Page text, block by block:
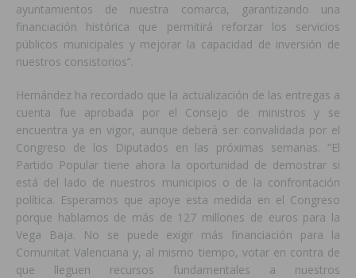
ayuntamientos de nuestra comarca, garantizando una
financiación histórica que permitirá reforzar los servicios
públicos municipales y mejorar la capacidad de inversión de
nuestros consistorios”.
Hernández ha recordado que la actualización de las entregas a
cuenta fue aprobada por el Consejo de ministros y se
encuentra ya en vigor, aunque deberá ser convalidada por el
Congreso de los Diputados en las próximas semanas. “El
Partido Popular tiene ahora la oportunidad de demostrar si
está del lado de nuestros municipios o de la confrontación
política. Esperamos que apoye esta medida en el Congreso
porque hablamos de más de 127 millones de euros para la
Vega Baja. No se puede exigir más financiación para la
Comunitat Valenciana y, al mismo tiempo, votar en contra de
que lleguen recursos fundamentales a nuestros